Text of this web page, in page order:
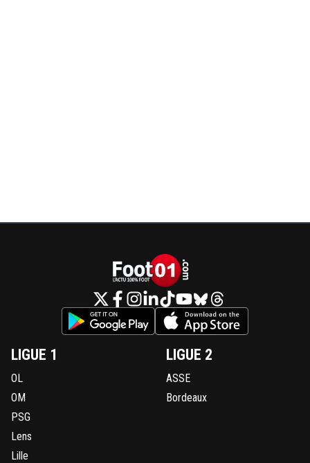
LIGUE 1
OL
OM
PSG
Lens
Lille
LIGUE 2
ASSE
Bordeaux